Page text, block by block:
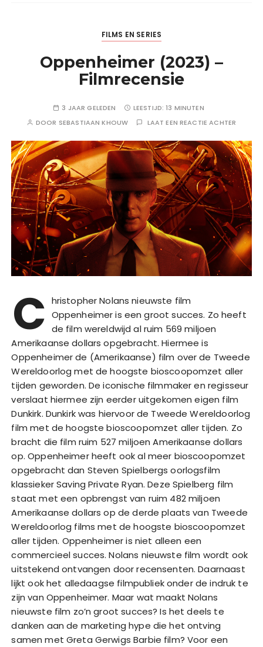
FILMS EN SERIES
Oppenheimer (2023) –
Filmrecensie
3 JAAR GELEDEN LEESTIJD:13 MINUTEN
DOOR SEBASTIAAN KHOUW LAAT EEN REACTIE ACHTER
C hristopher Nolans nieuwste film
Oppenheimer is een groot succes. Zo heeft
de film wereldwijd al ruim 569 miljoen
Amerikaanse dollars opgebracht. Hiermee is
Oppenheimer de (Amerikaanse) film over de Tweede
Wereldoorlog met de hoogste bioscoopomzet aller
tijden geworden. De iconische filmmaker en regisseur
verslaat hiermee zijn eerder uitgekomen eigen film
Dunkirk. Dunkirk was hiervoor de Tweede Wereldoorlog
film met de hoogste bioscoopomzet aller tijden. Zo
bracht die film ruim 527 miljoen Amerikaanse dollars
op. Oppenheimer heeft ook al meer bioscoopomzet
opgebracht dan Steven Spielbergs oorlogsfilm
klassieker Saving Private Ryan. Deze Spielberg film
staat met een opbrengst van ruim 482 miljoen
Amerikaanse dollars op de derde plaats van Tweede
Wereldoorlog films met de hoogste bioscoopomzet
aller tijden. Oppenheimer is niet alleen een
commercieel succes. Nolans nieuwste film wordt ook
uitstekend ontvangen door recensenten. Daarnaast
lijkt ook het alledaagse filmpubliek onder de indruk te
zijn van Oppenheimer. Maar wat maakt Nolans
nieuwste film zo’n groot succes? Is het deels te
danken aan de marketing hype die het ontving
samen met Greta Gerwigs Barbie film? Voor een